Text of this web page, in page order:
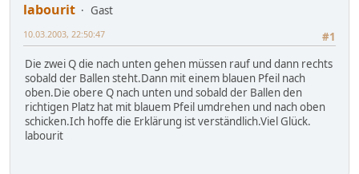
labourit
Gast
#1
10.03.2003, 22:50:47
Die zwei Q die nach unten gehen müssen rauf und dann rechts
sobald der Ballen steht.Dann mit einem blauen Pfeil nach
oben.Die obere Q nach unten und sobald der Ballen den
richtigen Platz hat mit blauem Pfeil umdrehen und nach oben
schicken.Ich hoffe die Erklärung ist verständlich.Viel Glück.
labourit